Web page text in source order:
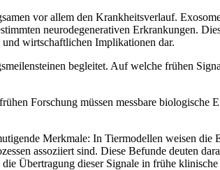
vor allem den Krankheitsverlauf.
neurodegenerativen Erkrankungen.
wirtschaftlichen Implikationen dar.
begleitet. Auf welche frühen
Forschung müssen messbare
Merkmale: In Tiermodellen weisen
assoziiert sind. Diese Befunde deuten
Übertragung dieser Signale in frühe